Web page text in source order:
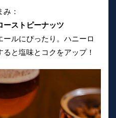
：
ーストピーナッツ
ルにぴったり。ハニーロ
と塩味とコクをアップ！